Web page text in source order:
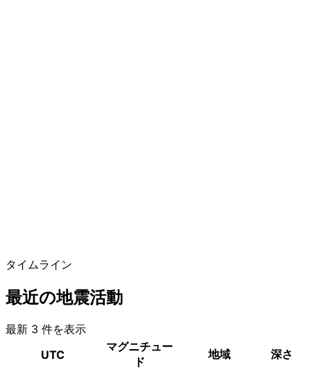
タイムライン
最近の地震活動
最新 3 件を表示
UTC
マグニチュー
ド
地域 深さ